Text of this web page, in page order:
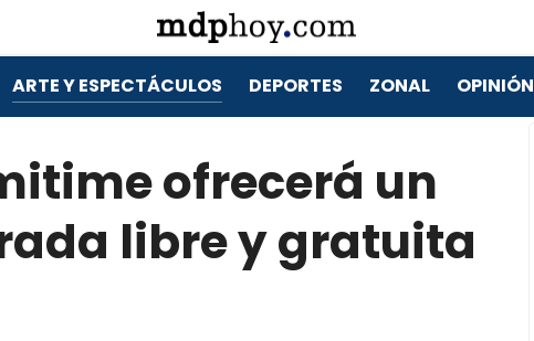
ARTE Y ESPECTÁCULOS DEPORTES ZONAL OPINIÓN
ofrecerá un
libre y gratuita